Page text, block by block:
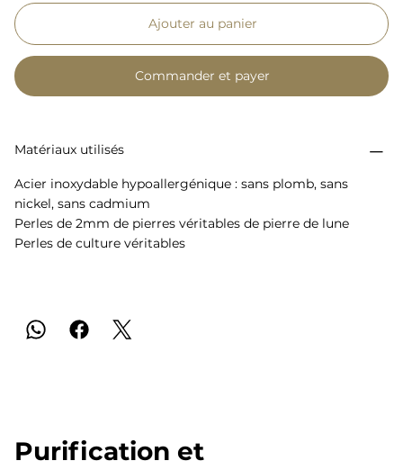
Ajouter au panier
Commander et payer
Matériaux utilisés
Acier inoxydable hypoallergénique : sans plomb, sans
nickel, sans cadmium
Perles de 2mm de pierres véritables de pierre de lune
Perles de culture véritables
Purification et